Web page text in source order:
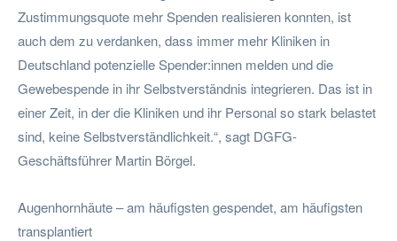
Zustimmungsquote mehr Spenden realisieren konnten, ist
auch dem zu verdanken, dass immer mehr Kliniken in
Deutschland potenzielle Spender:innen melden und die
Gewebespende in ihr Selbstverständnis integrieren. Das ist in
einer Zeit, in der die Kliniken und ihr Personal so stark belastet
sind, keine Selbstverständlichkeit.“, sagt DGFG-
Geschäftsführer Martin Börgel.
Augenhornhäute – am häufigsten gespendet, am häufigsten
transplantiert